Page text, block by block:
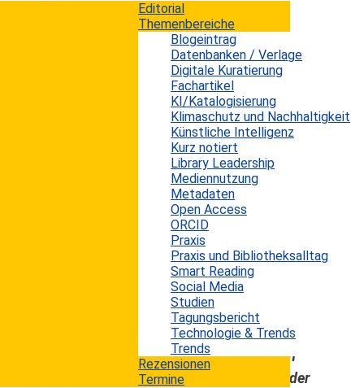
Editorial
Themenbereiche
Blogeintrag
Datenbanken / Verlage
Digitale Kuratierung
Fachartikel
KI/Katalogisierung
Klimaschutz und Nachhaltigkeit
Künstliche Intelligenz
Kurz notiert
Library Leadership
Mediennutzung
Metadaten
Open Access
ORCID
Praxis
Praxis und Bibliotheksalltag
Smart Reading
Social Media
Studien
Tagungsbericht
Technologie & Trends
Trends
Rezensionen
Termine
Datum: 26. November 2021
Autor: Erwin König
Suchmaschinen, vor allem das in Europa und
Nordamerika dominierende Google, sind für die
meisten User heute unverzichtbar, um durch das
Internet zu navigieren. Google und Co. sind
schon lange zu einem festen Bestandteil unseres
(Internet-)Lebens geworden. Heute ist es üblich,
bei jedem unbekannten Sachverhalt oder zum
vermeintlichen Faktencheck einmal kurz zu
googlen. Gerade von Informationslaien wird nur
selten hinterfragt, ob das, was Google in seinen
Trefferlisten anzeigt, auch wirklich relevant oder
überhaupt richtig ist. Eine aktuelle Studie von
Wissenschaftlerinnen und Wissenschaftlern der